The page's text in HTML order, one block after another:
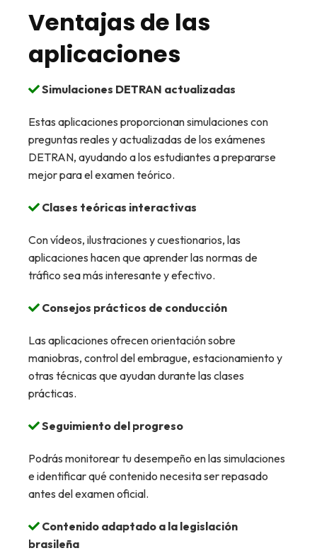
Ventajas de las
aplicaciones
Simulaciones DETRAN actualizadas
Estas aplicaciones proporcionan simulaciones con
preguntas reales y actualizadas de los exámenes
DETRAN, ayudando a los estudiantes a prepararse
mejor para el examen teórico.
Clases teóricas interactivas
Con vídeos, ilustraciones y cuestionarios, las
aplicaciones hacen que aprender las normas de
tráfico sea más interesante y efectivo.
Consejos prácticos de conducción
Las aplicaciones ofrecen orientación sobre
maniobras, control del embrague, estacionamiento y
otras técnicas que ayudan durante las clases
prácticas.
Seguimiento del progreso
Podrás monitorear tu desempeño en las simulaciones
e identificar qué contenido necesita ser repasado
antes del examen oficial.
Contenido adaptado a la legislación
brasileña